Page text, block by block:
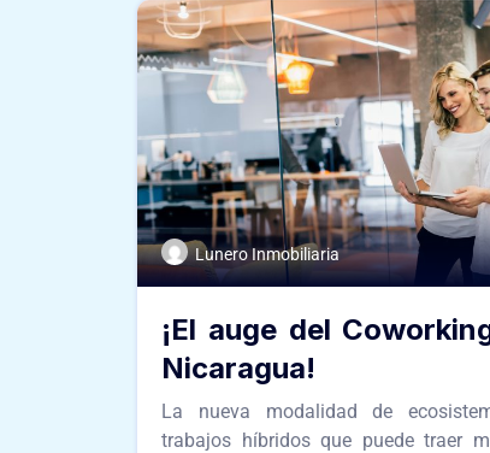
Lunero Inmobiliaria
¡El auge del
Nicaragua!
La nueva modalidad de
trabajos híbridos que puede traer